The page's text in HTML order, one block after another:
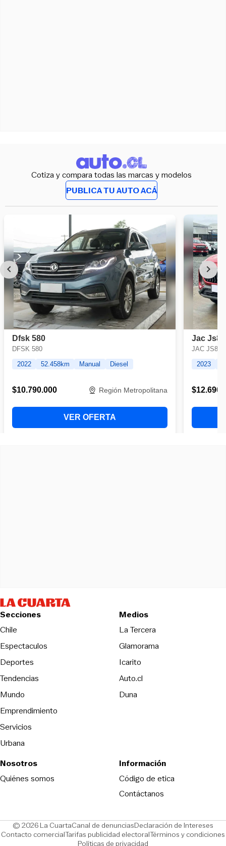
Cotiza y compara todas las marcas y modelos
PUBLICA TU AUTO ACÁ
Secciones
Chile
Espectaculos
Deportes
Tendencias
Mundo
Emprendimiento
Servicios
Urbana
Medios
La TerceraOpens in new
Glamorama
Icarito
Auto.cl
DunaOpens in new window
Nosotros
Quiénes somos
Información
Código de eticaOpens in new
Contáctanos
© 2026 La CuartaCanal de denunciasOpens in new window
Declaración de Intereses
Contacto comercialOpens in new window
Tarifas publicidad electoralOpens in new window
Términos y condiciones
Políticas de privacidad